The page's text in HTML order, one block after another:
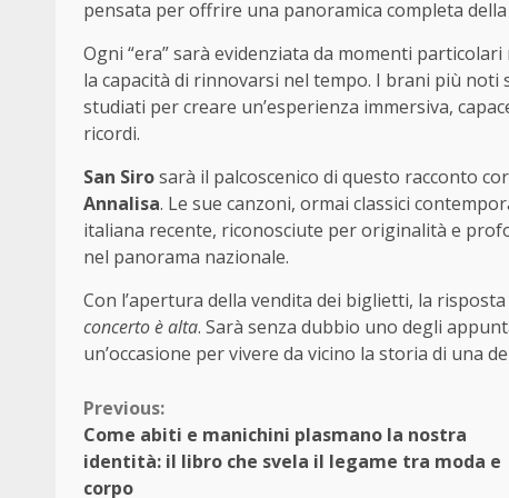
pensata per offrire una panoramica completa
Ogni “era” sarà evidenziata da momenti
la capacità di rinnovarsi nel tempo. I brani più
studiati per creare un’esperienza immersiva,
ricordi.
San Sirosarà il palcoscenico di questo racconto
Annalisa. Le sue canzoni, ormai classici
italiana recente, riconosciute per originalità e
nel panorama nazionale.
Con l’apertura della vendita dei biglietti, la
concerto è alta. Sarà senza dubbio uno degli
un’occasione per vivere da vicino la storia di una
Continue
Reading
Previous:
Come abiti e manichini plasmano la nostra
identità: il libro che svela il legame tra moda e
corpo